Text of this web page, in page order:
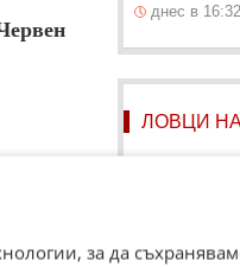
днес в
ЛОВЦИ
Проф. Михаил
със своя
за да